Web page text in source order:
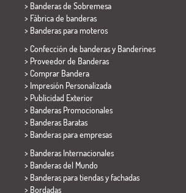
> Banderas de Sobremesa
> Fábrica de banderas
> Banderas para moteros
> Confección de banderas y Banderines
> Proveedor de Banderas
> Comprar Bandera
> Impresión Personalizada
> Publicidad Exterior
> Banderas Promocionales
> Banderas Baratas
> Banderas para empresas
> Banderas Internacionales
> Banderas del Mundo
> Banderas para tiendas y fachadas
> Bordadas